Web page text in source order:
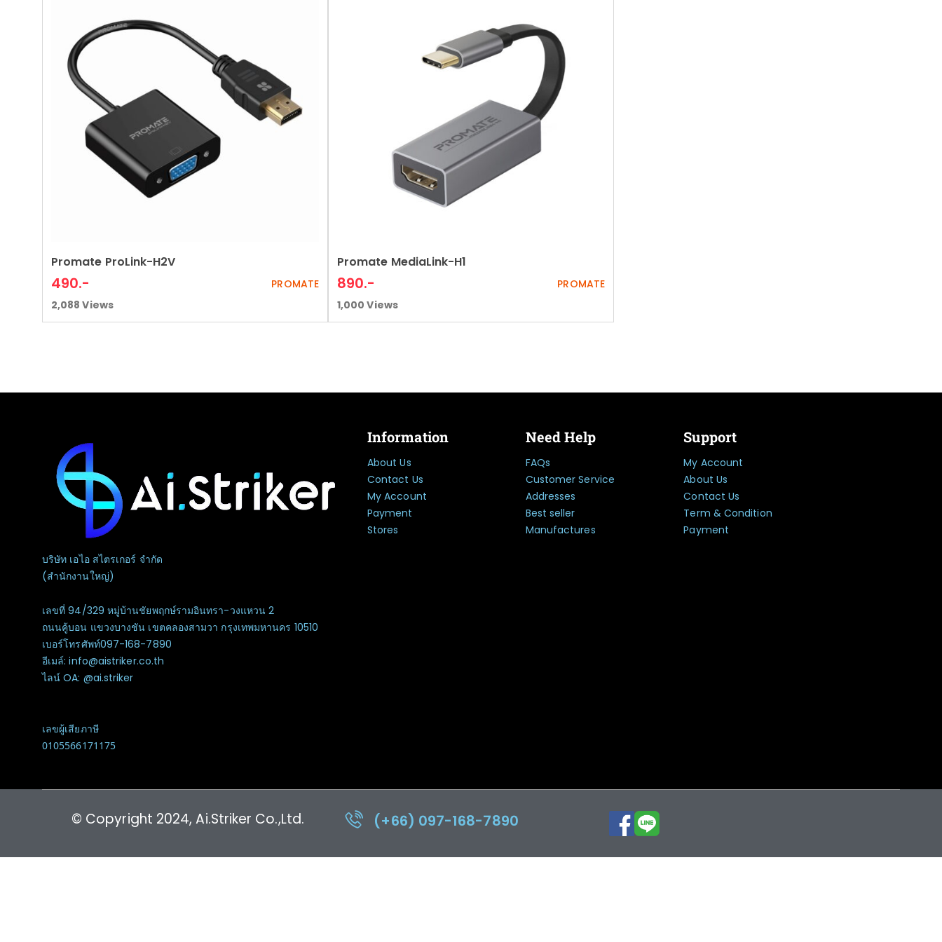
Add to cart
Promate ProLink-H2V
490.-
PROMATE
2,088 Views
Add to cart
Promate MediaLink-H1
890.-
PROMATE
1,000 Views
บริษัท เอไอ สไตรเกอร์ จำกัด
(สำนักงานใหญ่)
เลขที่ 94/329 หมู่บ้านชัยพฤกษ์รามอินทรา-วงแหวน 2
ถนนคู้บอน แขวงบางชัน เขตคลองสามวา กรุงเทพมหานคร 10510
เบอร์โทรศัพท์097-168-7890
อีเมล์: info@aistriker.co.th
ไลน์ OA: @ai.striker
เลขผู้เสียภาษี
0105566171175
Information
About Us
Contact Us
My Account
Payment
Stores
Need Help
FAQs
Customer Service
Addresses
Best seller
Manufactures
Support
My Account
About Us
Contact Us
Term & Condition
Payment
© Copyright 2024, Ai.Striker Co.,Ltd. (+66) 097-168-7890